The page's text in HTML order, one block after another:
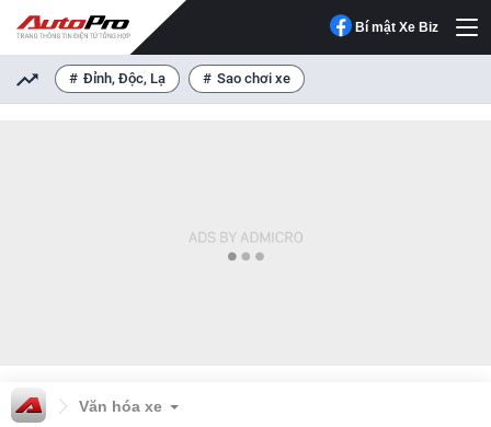
Bí mật Xe Biz
Đỉnh, Độc, Lạ Sao chơi xe
Văn hóa xe